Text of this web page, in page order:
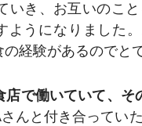
き、お互いのこ
ようになりました
経験があるのでと
で働いていて、そ
んと付き合ってい